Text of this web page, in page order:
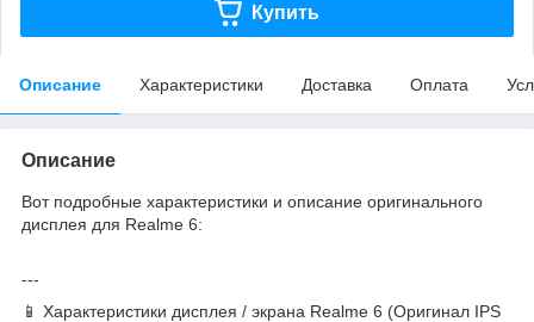
Купить
Описание Характеристики Доставка Оплата
Описание
Вот подробные характеристики и описание оригинального
дисплея для Realme 6:
---
📱 Характеристики дисплея / экрана Realme 6 (Оригинал IPS